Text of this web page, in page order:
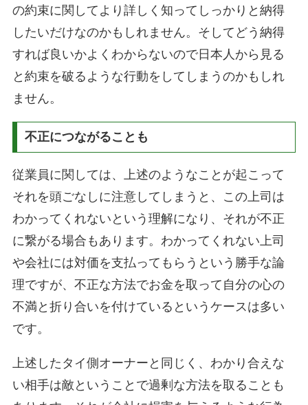
の約束に関してより詳しく知ってしっかりと納得
したいだけなのかもしれません。そしてどう納得
すれば良いかよくわからないので日本人から見る
と約束を破るような行動をしてしまうのかもしれ
ません。
不正につながることも
従業員に関しては、上述のようなことが起こって
それを頭ごなしに注意してしまうと、この上司は
わかってくれないという理解になり、それが不正
に繋がる場合もあります。わかってくれない上司
や会社には対価を支払ってもらうという勝手な論
理ですが、不正な方法でお金を取って自分の心の
不満と折り合いを付けているというケースは多い
です。
上述したタイ側オーナーと同じく、わかり合えな
い相手は敵ということで過剰な方法を取ることも